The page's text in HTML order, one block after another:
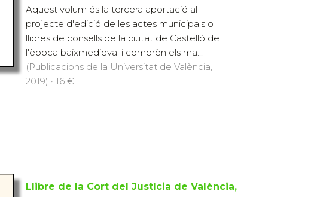
Aquest volum és la tercera aportació al
projecte d'edició de les actes municipals o
llibres de consells de la ciutat de Castelló de
l'època baixmedieval i comprèn els ma...
(Publicacions de la Universitat de València,
2019) · 16 €
Llibre de la Cort del Justícia de València,